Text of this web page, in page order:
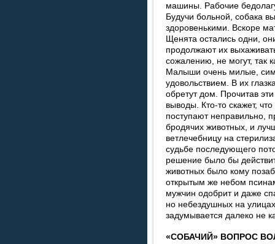
машины. Рабочие
Будучи больной, собака
здоровенькими. Вскоре
Щенята остались одни,
продолжают их
сожалению, не могут, так
Малыши очень милые,
удовольствием. В их
обретут дом. Прочитав
выводы. Кто-то скажет,
поступают неправильно,
бродячих животных, и
ветлечебницу на
судьбе последующего
решение было бы
животных было кому
открытым же небом
мужчин одобрит и даже
но небездушных на
задумывается далеко не
«СОБАЧИЙ» ВОПРОС